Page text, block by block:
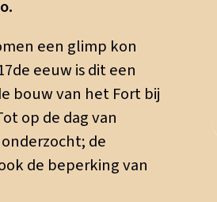
een glimp kon
eeuw is dit een
bouw van het Fort bij
op de dag van
de
de beperking van